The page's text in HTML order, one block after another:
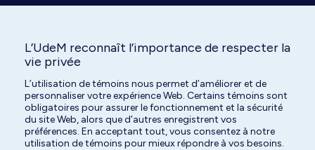
Tous droits réservés | Centre hospitalier universitaire vétérinaire de l'Université
de Montréal | 2026
Paramètres des témoins
L’UdeM reconnaît l’importance de respecter la
vie privée
L’utilisation de témoins nous permet d’améliorer et de
personnaliser votre expérience Web. Certains témoins sont
obligatoires pour assurer le fonctionnement et la sécurité
du site Web, alors que d’autres enregistrent vos
préférences. En acceptant tout, vous consentez à notre
utilisation de témoins pour mieux répondre à vos besoins.